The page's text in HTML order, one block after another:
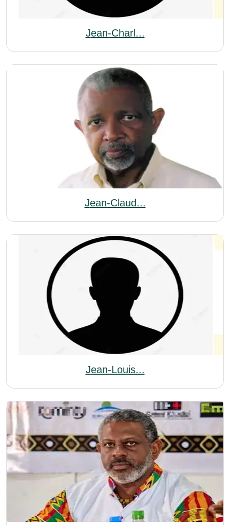
Jean-Charl...
Jean-Claud...
Jean-Louis...